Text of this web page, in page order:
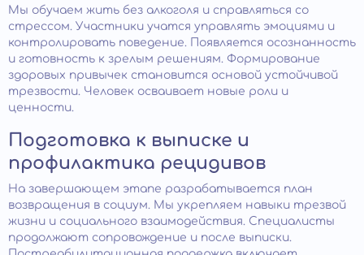
Мы обучаем жить без алкоголя и справляться со
стрессом. Участники учатся управлять эмоциями и
контролировать поведение. Появляется осознанность
и готовность к зрелым решениям. Формирование
здоровых привычек становится основой устойчивой
трезвости. Человек осваивает новые роли и
ценности.
Подготовка к выписке и
профилактика рецидивов
На завершающем этапе разрабатывается план
возвращения в социум. Мы укрепляем навыки трезвой
жизни и социального взаимодействия. Специалисты
продолжают сопровождение и после выписки.